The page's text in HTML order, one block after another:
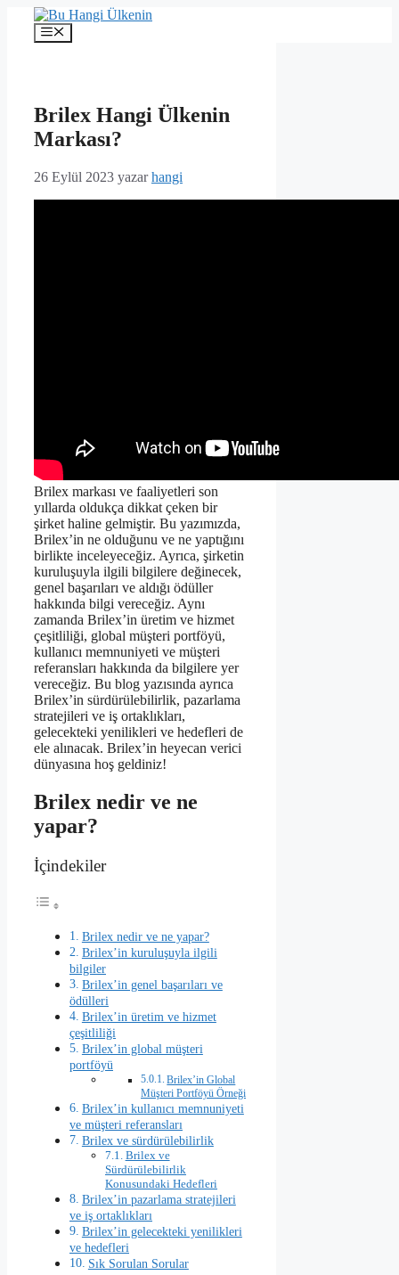
İçeriğe
Menü
Brilex Hangi Ülkenin
Markası?
26 Eylül 2023 yazarhangi
Brilex markası ve faaliyetleri son
yıllarda oldukça dikkat çeken bir
şirket haline gelmiştir. Bu yazımızda,
Brilex’in ne olduğunu ve ne yaptığını
birlikte inceleyeceğiz. Ayrıca, şirketin
kuruluşuyla ilgili bilgilere değinecek,
genel başarıları ve aldığı ödüller
hakkında bilgi vereceğiz. Aynı
zamanda Brilex’in üretim ve hizmet
çeşitliliği, global müşteri portföyü,
kullanıcı memnuniyeti ve müşteri
referansları hakkında da bilgilere yer
vereceğiz. Bu blog yazısında ayrıca
Brilex’in sürdürülebilirlik, pazarlama
stratejileri ve iş ortaklıkları,
gelecekteki yenilikleri ve hedefleri de
ele alınacak. Brilex’in heyecan verici
dünyasına hoş geldiniz!
Brilex nedir ve ne
yapar?
İçindekiler
Brilex nedir ve ne yapar?
Brilex’in kuruluşuyla ilgili
bilgiler
Brilex’in genel başarıları ve
ödülleri
Brilex’in üretim ve hizmet
çeşitliliği
Brilex’in global müşteri
portföyü
Brilex’in Global
Müşteri Portföyü Örneği
Brilex’in kullanıcı memnuniyeti
ve müşteri referansları
Brilex ve sürdürülebilirlik
Brilex ve
Sürdürülebilirlik
Konusundaki Hedefleri
Brilex’in pazarlama stratejileri
ve iş ortaklıkları
Brilex’in gelecekteki yenilikleri
ve hedefleri
Sık Sorulan Sorular